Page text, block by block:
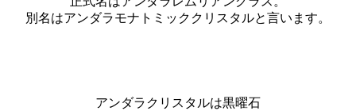
別名はアンダラモナトミッククリスタルと言います。
アンダラクリスタルは黒曜石